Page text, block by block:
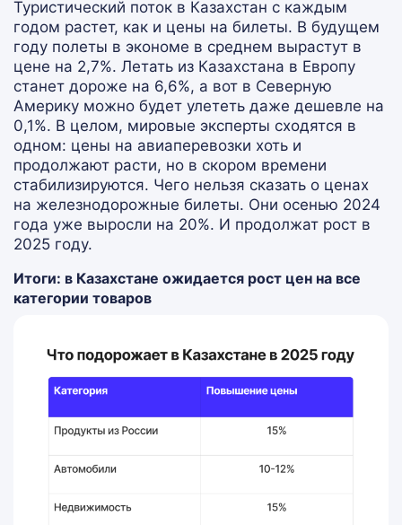
Туристический поток в Казахстан с каждым
годом растет, как и цены на билеты. В будущем
году полеты в экономе в среднем вырастут в
цене на 2,7%. Летать из Казахстана в Европу
станет дороже на 6,6%, а вот в Северную
Америку можно будет улететь даже дешевле на
0,1%. В целом, мировые эксперты сходятся в
одном: цены на авиаперевозки хоть и
продолжают расти, но в скором времени
стабилизируются. Чего нельзя сказать о ценах
на железнодорожные билеты. Они осенью 2024
года уже выросли на 20%. И продолжат рост в
2025 году.
Итоги: в Казахстане ожидается рост цен на все
категории товаров